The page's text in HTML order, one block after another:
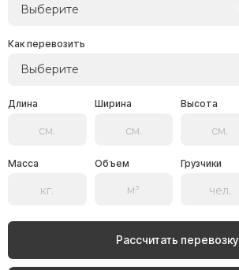
Выберите
Как перевозить
Выберите
Длина Ширина Высота
Масса Объем Грузчики
Рассчитать перевозку